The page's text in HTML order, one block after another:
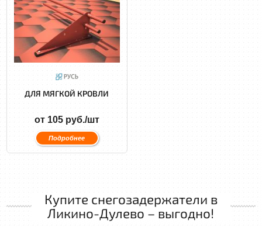
ДЛЯ МЯГКОЙ КРОВЛИ
от 105 руб./шт
Подробнее
Купите снегозадержатели в
Ликино-Дулево – выгодно!